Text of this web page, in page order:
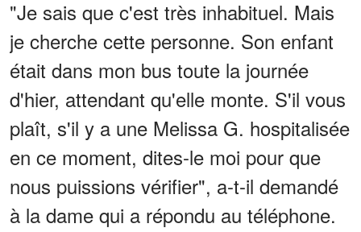
"Je sais que c'est très inhabituel. Mais
je cherche cette personne. Son enfant
était dans mon bus toute la journée
d'hier, attendant qu'elle monte. S'il vous
plaît, s'il y a une Melissa G. hospitalisée
en ce moment, dites-le moi pour que
nous puissions vérifier", a-t-il demandé
à la dame qui a répondu au téléphone.